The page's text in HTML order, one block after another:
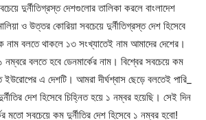
দুর্নীতিগ্রস্ত দেশগুলোর তালিকা করলে বাংলাদেশ
ও উত্তর কোরিয়া সবচেয়ে দুর্নীতিগ্রস্ত দেশ হিসেবে
বলতে থাকলে ১৩ সংখ্যাতেই নাম আমাদের দেশের।
বলতে হবে ডেনমার্কের নাম। বিশ্বের সবচেয়ে কম
ইউরোপের এ দেশটি। আমরা দীর্ঘশ্বাস ছেড়ে বলতেই পারি_
দেশ হিসেবে চিহ্নিত হয়ে ১ নম্বর হয়েছি। সেই দিন
মতো সবচেয়ে কম দুর্নীতির দেশ হিসেবে ১ নম্বর হবো!